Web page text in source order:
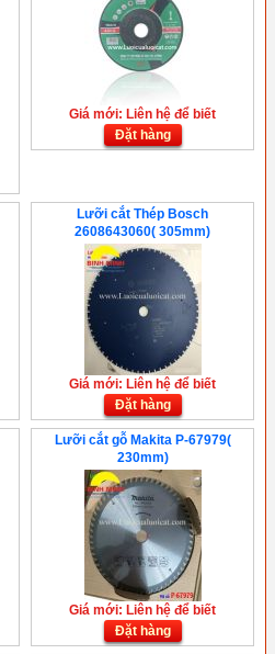
Giá mới: Liên hệ để biết
Đặt hàng
Lưỡi cắt Thép Bosch
2608643060( 305mm)
Giá mới: Liên hệ để biết
Đặt hàng
Lưỡi cắt gỗ Makita P-67979(
230mm)
Giá mới: Liên hệ để biết
Đặt hàng